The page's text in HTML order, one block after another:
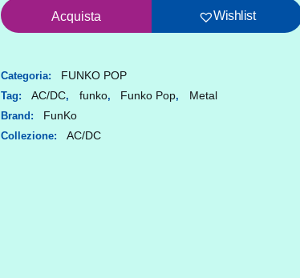
AC/DC
POP!
Vinyl
Pack
Back
In
Acquista Wishlist
Categoria: FUNKO POP
Tag: AC/DC, funko, Funko Pop, Metal
Brand: FunKo
Collezione: AC/DC